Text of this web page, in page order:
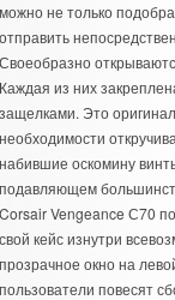
не только
из них
Это
оскомину
Vengeance С70
кейс изнутри
окно на
повесят